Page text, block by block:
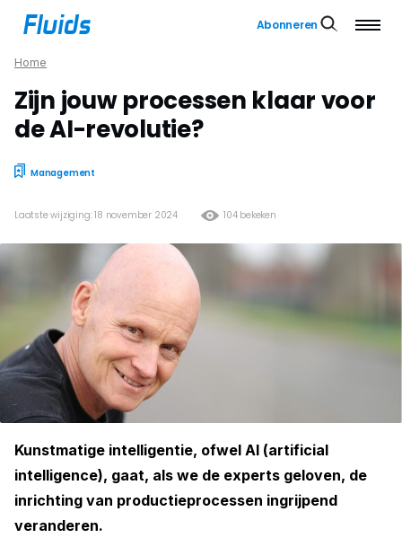
Abonneren
Home
Zijn jouw processen klaar voor
de AI-revolutie?
Management
104 bekeken
Laatste wijziging: 18 november 2024
Kunstmatige intelligentie, ofwel AI (artificial
intelligence), gaat, als we de experts geloven, de
inrichting van productieprocessen ingrijpend
veranderen.